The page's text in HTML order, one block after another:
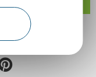
sur